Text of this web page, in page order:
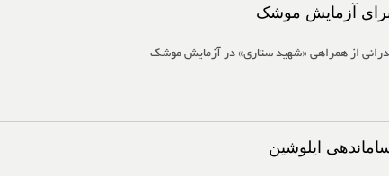
آزمایش موشک
از همراهی «شهید ستاری» در آزمایش موشک
ایلوشین